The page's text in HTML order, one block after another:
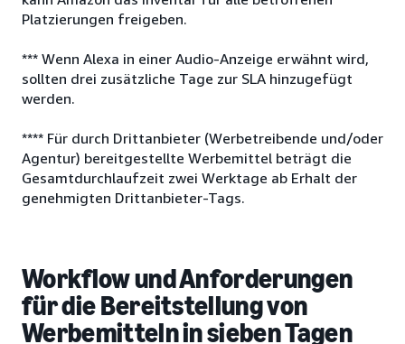
Platzierungen freigeben.
*** Wenn Alexa in einer Audio-Anzeige erwähnt wird,
sollten drei zusätzliche Tage zur SLA hinzugefügt
werden.
**** Für durch Drittanbieter (Werbetreibende und/oder
Agentur) bereitgestellte Werbemittel beträgt die
Gesamtdurchlaufzeit zwei Werktage ab Erhalt der
genehmigten Drittanbieter-Tags.
Workflow und Anforderungen
für die Bereitstellung von
Werbemitteln in sieben Tagen